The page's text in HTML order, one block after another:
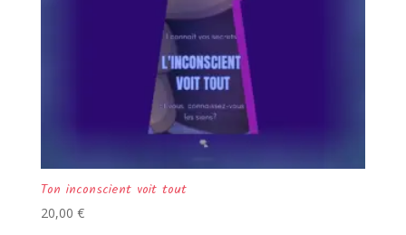
Ton inconscient voit tout
20,00 €